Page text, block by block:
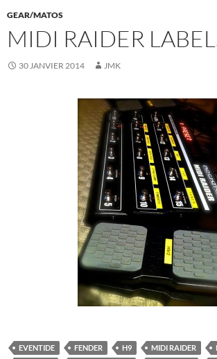
GEAR/MATOS
MIDI RAIDER
30 JANVIER 2014 JMK
EVENTIDE FENDER H9 MIDI RAIDER